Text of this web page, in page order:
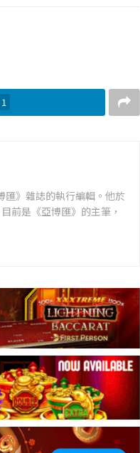
1
匯》雜誌的執行編輯。他於
前是《亞博匯》的主筆，